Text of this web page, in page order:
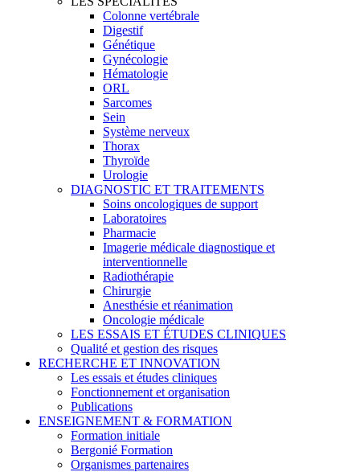
Colonne vertébrale
Digestif
Génétique
Gynécologie
Hématologie
ORL
Sarcomes
Sein
Système nerveux
Thorax
Thyroïde
Urologie
DIAGNOSTIC ET TRAITEMENTS
Soins oncologiques de support
Laboratoires
Pharmacie
Imagerie médicale diagnostique et
interventionnelle
Radiothérapie
Chirurgie
Anesthésie et réanimation
Oncologie médicale
LES ESSAIS ET ÉTUDES CLINIQUES
Qualité et gestion des risques
RECHERCHE ET INNOVATION
Les essais et études cliniques
Fonctionnement et organisation
Publications
ENSEIGNEMENT & FORMATION
Formation initiale
Bergonié Formation
Organismes partenaires